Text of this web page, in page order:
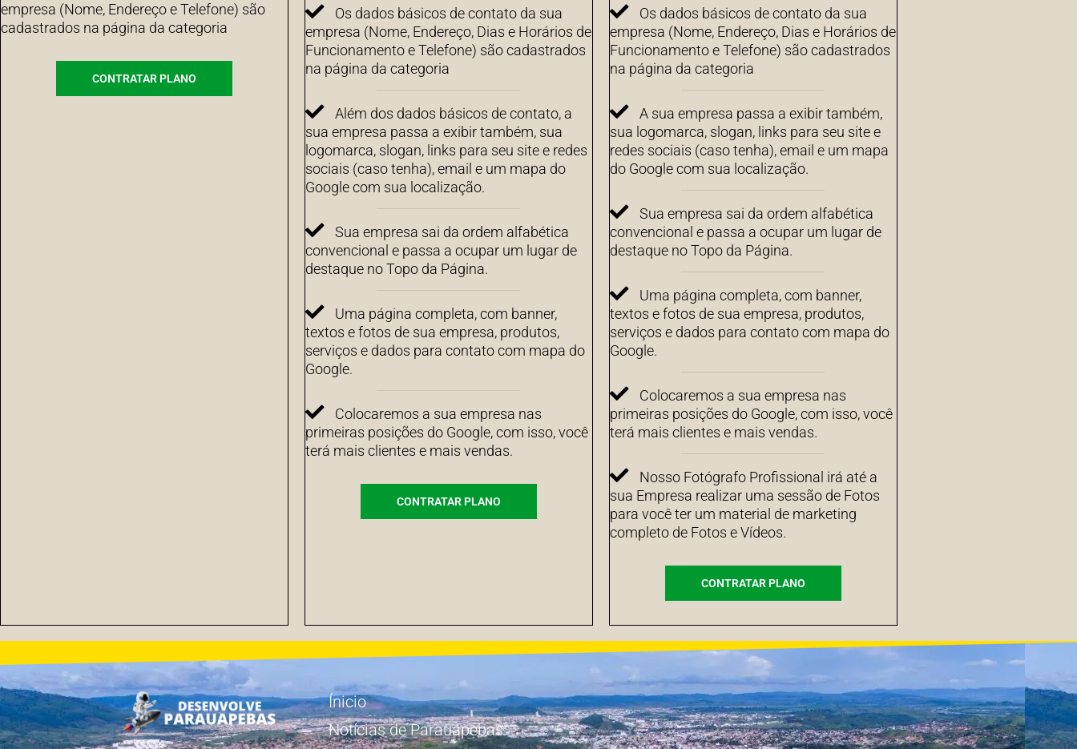
empresa (Nome, Endereço e Telefone) são
cadastrados na página da categoria
CONTRATAR PLANO
Os dados básicos de contato da sua
empresa (Nome, Endereço, Dias e Horários de
Funcionamento e Telefone) são cadastrados
na página da categoria
Além dos dados básicos de contato, a
sua empresa passa a exibir também, sua
logomarca, slogan, links para seu site e redes
sociais (caso tenha), email e um mapa do
Google com sua localização.
Sua empresa sai da ordem alfabética
convencional e passa a ocupar um lugar de
destaque no Topo da Página.
Uma página completa, com banner,
textos e fotos de sua empresa, produtos,
serviços e dados para contato com mapa do
Google.
Colocaremos a sua empresa nas
primeiras posições do Google, com isso, você
terá mais clientes e mais vendas.
CONTRATAR PLANO
Os dados básicos de contato da sua
empresa (Nome, Endereço, Dias e Horários de
Funcionamento e Telefone) são cadastrados
na página da categoria
A sua empresa passa a exibir também,
sua logomarca, slogan, links para seu site e
redes sociais (caso tenha), email e um mapa
do Google com sua localização.
Sua empresa sai da ordem alfabética
convencional e passa a ocupar um lugar de
destaque no Topo da Página.
Uma página completa, com banner,
textos e fotos de sua empresa, produtos,
serviços e dados para contato com mapa do
Google.
Colocaremos a sua empresa nas
primeiras posições do Google, com isso, você
terá mais clientes e mais vendas.
Nosso Fotógrafo Profissional irá até a
sua Empresa realizar uma sessão de Fotos
para você ter um material de marketing
completo de Fotos e Vídeos.
CONTRATAR PLANO
Ínicio
Notícias de Parauapebas